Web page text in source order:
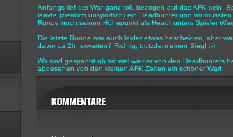
Anfangs lief der War ganz toll, bezogen auf das AFK sein.
leavte (ziemlich unsportlich) ein Headhunter und wir
Runde noch seinen Höhepunkt als Headhunters Spieler
Die letzte Runde war auch leider etwas bescheiden, aber
davor ca 2h, erwarten? Richtig, trotzdem einen Sieg! :-)
Wir sind gespannt ob wir mal wieder von den Headhunters
abgesehen von den kleinen AFK Zeiten ein schöner War!